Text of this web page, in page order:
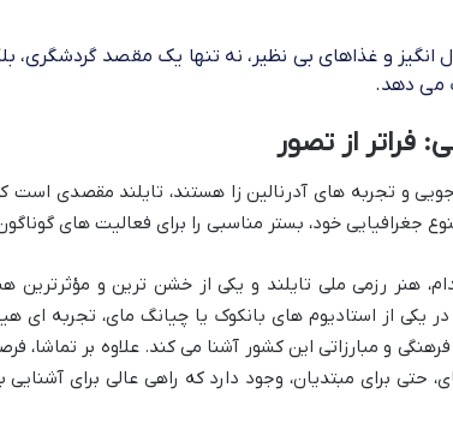
انگیز و غذاهای بی نظیر، نه تنها یک مقصد گردشگری،
می دهد.
فراتر از تصور
و تجربه های آدرنالین زا هستند، تایلند مقصدی است که
جغرافیایی خود، بستر مناسبی را برای فعالیت های
هنر رزمی ملی تایلند و یکی از خشن ترین و مؤثرترین
از استادیوم های بانکوک یا چیانگ مای، تجربه ای
و مبارزاتی این کشور آشنا می کند. علاوه بر تماشا،
برای مبتدیان، وجود دارد که راهی عالی برای آشنایی